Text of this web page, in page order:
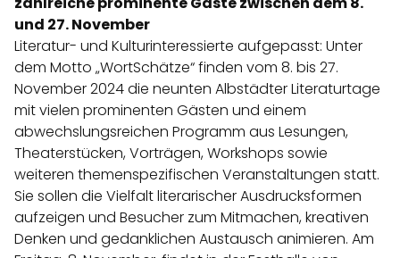
und 27. November
Literatur- und Kulturinteressierte aufgepasst: Unter
dem Motto „WortSchätze“ finden vom 8. bis 27.
November 2024 die neunten Albstädter Literaturtage
mit vielen prominenten Gästen und einem
abwechslungsreichen Programm aus Lesungen,
Theaterstücken, Vorträgen, Workshops sowie
weiteren themenspezifischen Veranstaltungen statt.
Sie sollen die Vielfalt literarischer Ausdrucksformen
aufzeigen und Besucher zum Mitmachen, kreativen
Denken und gedanklichen Austausch animieren. Am